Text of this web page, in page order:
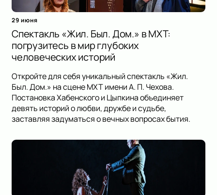
29 июня
Спектакль «Жил. Был. Дом.» в МХТ:
погрузитесь в мир глубоких
человеческих историй
Откройте для себя уникальный спектакль «Жил.
Был. Дом.» на сцене МХТ имени А. П. Чехова.
Постановка Хабенского и Цыпкина объединяет
девять историй о любви, дружбе и судьбе,
заставляя задуматься о вечных вопросах бытия.